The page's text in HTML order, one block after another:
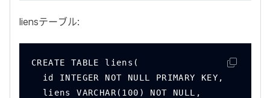
liensテーブル:
CREATE TABLE liens(
  id INTEGER NOT NULL PRIMARY KEY,
  liens VARCHAR(100) NOT NULL,